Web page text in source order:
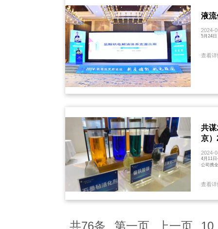
液
2024-
5月24日
查看
共
京
2024-
4月11
公司携
查看
共76条 第一页 上一页 10